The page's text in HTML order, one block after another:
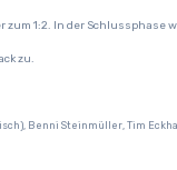
1:2. In der Schlussphase
zu.
Benni Steinmüller, Tim